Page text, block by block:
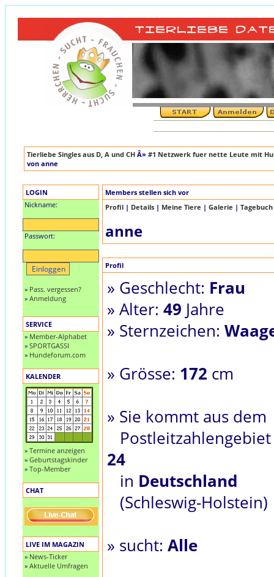
Tierliebe Singles aus D, A und CH Â» #1 Netzwerk fuer nette Leute mit
von anne
LOGIN
Nickname:
Passwort:
» Pass. vergessen?
» Anmeldung
SERVICE
» Member-Alphabet
» SPORTGASSI
» Hundeforum.com
KALENDER
» Termine anzeigen
» Geburtstagskinder
» Top-Member
CHAT
LIVE IM MAGAZIN
» News-Ticker
» Aktuelle Umfragen
Members stellen sich vor
Profil| Details| Meine Tiere | Galerie | Tagebuch
anne
Profil
» Geschlecht: Frau
» Alter: 49 Jahre
» Sternzeichen:
» Grösse: 172 cm
» Sie kommt aus dem
Postleitzahlengebiet
24
in Deutschland
(Schleswig-Holstein)
» sucht: Alle